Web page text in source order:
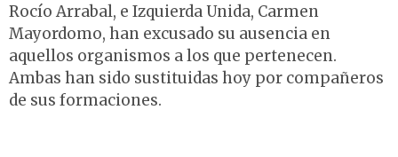
Rocío Arrabal, e Izquierda Unida, Carmen
Mayordomo, han excusado su ausencia en
aquellos organismos a los que pertenecen.
Ambas han sido sustituidas hoy por compañeros
de sus formaciones.